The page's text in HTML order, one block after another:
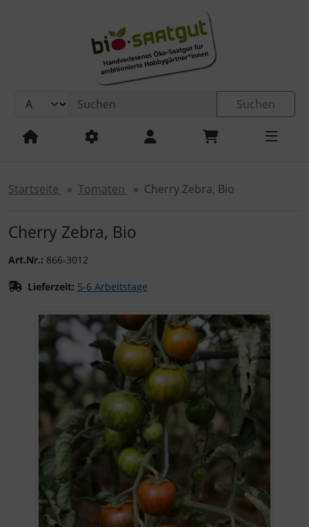
Springe zum Inhalt
Springe zum Login-Button
Springe zum Button für Einstellungen
Suchen
Startseite Tomaten Cherry Zebra, Bio
Cherry Zebra, Bio
Art.Nr.: 866-3012
Lieferzeit: 5-6 Arbeitstage
Wenn mehr als ein Produktbild exitiert, können Sie die